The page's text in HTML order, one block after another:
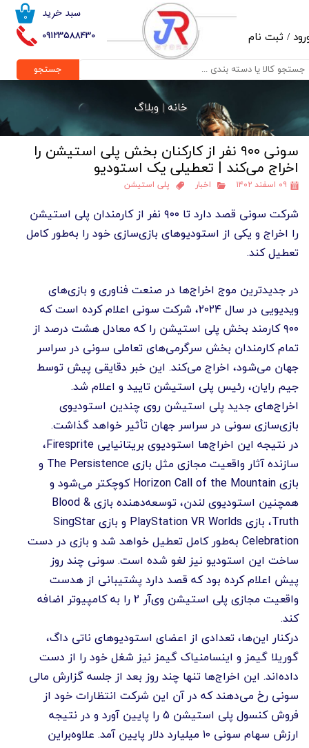
09123588430
۰ سبد خرید
/ ثبت نام
حساب کاربری من
تغییر گذر واژه
خروج از حساب کاربری
جستجو
خانه |وبلاگ
سونی ۹۰۰ نفر از کارکنان بخش پلی استیشن را
اخراج می‌کند | تعطیلی یک استودیو
۰۹ اسفند ۱۴۰۲ اخبار پلی استیشن
شرکت سونی قصد دارد تا ۹۰۰ نفر از کارمندان پلی استیشن
را اخراج و یکی از استودیوهای بازی‌سازی خود را به‌طور کامل
تعطیل کند.
در جدیدترین موج اخراج‌ها در صنعت فناوری و بازی‌های
ویدیویی در سال ۲۰۲۴، شرکت سونی اعلام کرده است که
۹۰۰ کارمند بخش پلی استیشن را که معادل هشت درصد از
تمام کارمندان بخش سرگرمی‌های تعاملی سونی در سراسر
جهان می‌شود، اخراج می‌کند. این خبر دقایقی پیش توسط
جیم رایان، رئیس پلی استیشن تایید و اعلام شد.
اخراج‌های جدید پلی استیشن روی چندین استودیوی
بازی‌سازی سونی در سراسر جهان تأثیر خواهد گذاشت.
در نتیجه این اخراج‌ها استودیوی بریتانیایی Firesprite،
سازنده آثار واقعیت مجازی مثل بازی The Persistence و
بازی Horizon Call of the Mountain کوچکتر می‌شود و
همچنین استودیوی لندن، توسعه‌دهنده بازی Blood &
Truth، بازی PlayStation VR Worlds و بازی SingStar
Celebration به‌طور کامل تعطیل خواهد شد و بازی در دست
ساخت این استودیو نیز لغو شده است. سونی چند روز
پیش اعلام کرده بود که قصد دارد پشتیبانی از هدست
واقعیت مجازی پلی استیشن وی‌آر 2 را به کامپیوتر اضافه
کند.
درکنار این‌ها، تعدادی از اعضای استودیوهای ناتی داگ،
گوریلا گیمز و اینسامنیاک گیمز نیز شغل خود را از دست
داده‌اند. این اخراج‌ها تنها چند روز بعد از جلسه گزارش مالی
سونی رخ می‌دهند که در آن این شرکت انتظارات خود از
فروش کنسول پلی استیشن 5 را پایین آورد و در نتیجه
ارزش سهام سونی ۱۰ میلیارد دلار پایین آمد. علاوه‌براین